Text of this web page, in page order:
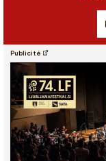
Publicité